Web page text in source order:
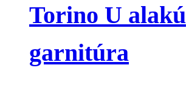
Torino U alakú
garnitúra